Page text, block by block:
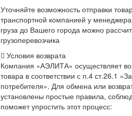
Уточняйте возможность отправки
транспортной компанией у
груза до Вашего города можно
грузоперевозчика
Условия возврата
Компания «АЭЛИТА» осуществляет
товара в соответствии с п.4 ст.26.1
потребителя». Для обмена или
установлены простые правила,
поможет упростить этот процесс: